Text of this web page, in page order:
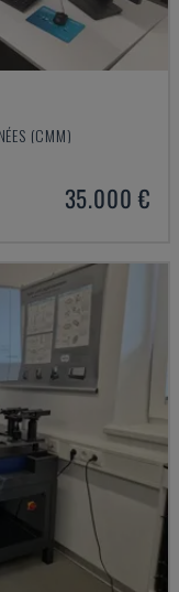
(CMM)
35.000 €